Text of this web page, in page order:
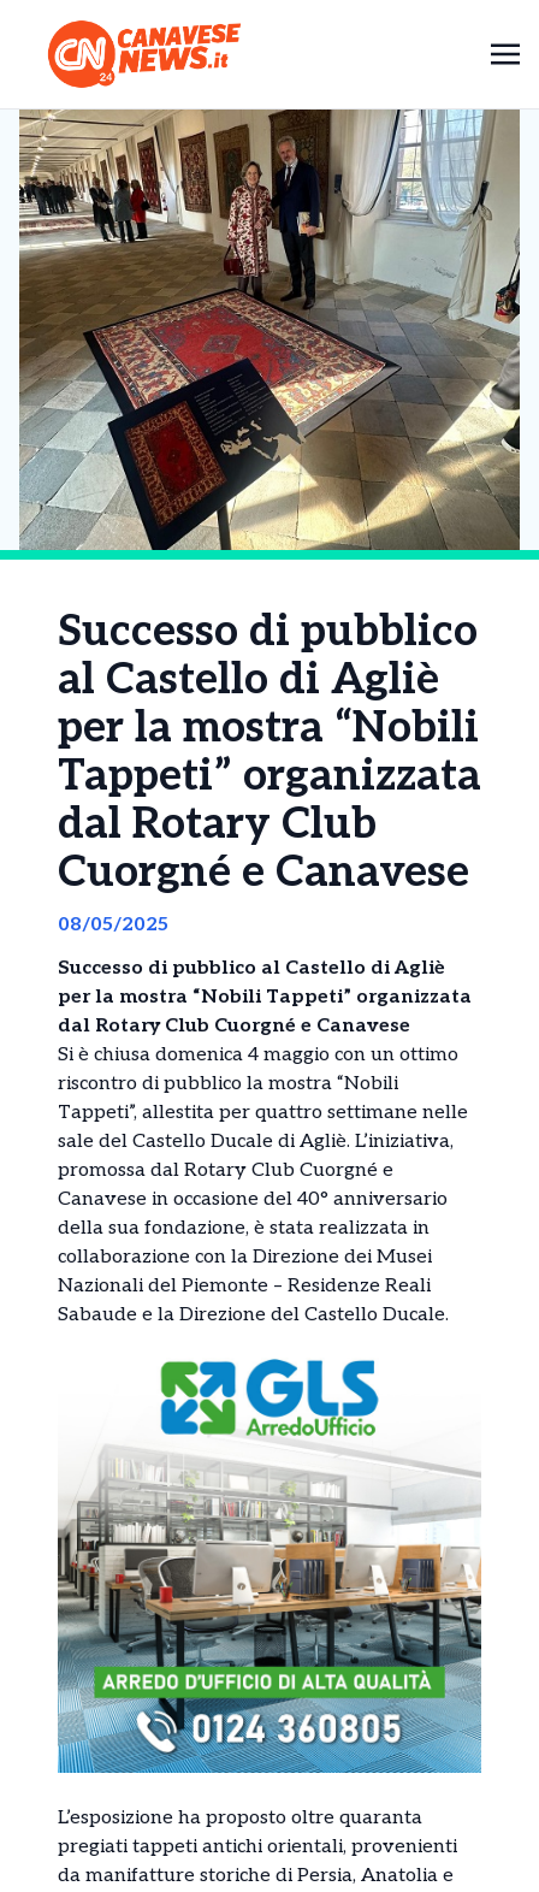
Successo di pubblico
al Castello di Agliè
per la mostra “Nobili
Tappeti” organizzata
dal Rotary Club
Cuorgné e Canavese
08/05/2025
Successo di pubblico al Castello di Agliè
per la mostra “Nobili Tappeti” organizzata
dal Rotary Club Cuorgné e Canavese
Si è chiusa domenica 4 maggio con un ottimo
riscontro di pubblico la mostra “Nobili
Tappeti”, allestita per quattro settimane nelle
sale del Castello Ducale di Agliè. L’iniziativa,
promossa dal Rotary Club Cuorgné e
Canavese in occasione del 40° anniversario
della sua fondazione, è stata realizzata in
collaborazione con la Direzione dei Musei
Nazionali del Piemonte – Residenze Reali
Sabaude e la Direzione del Castello Ducale.
L’esposizione ha proposto oltre quaranta
pregiati tappeti antichi orientali, provenienti
da manifatture storiche di Persia, Anatolia e